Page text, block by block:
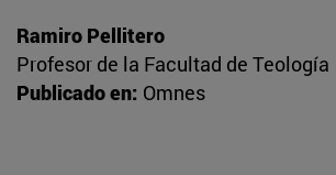
Ramiro Pellitero
Profesor de la Facultad de Teología
Publicado en: Omnes